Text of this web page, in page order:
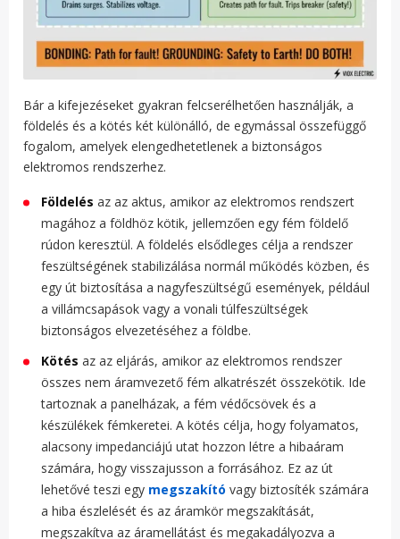
Bár a kifejezéseket gyakran felcserélhetően használják, a
földelés és a kötés két különálló, de egymással összefüggő
fogalom, amelyek elengedhetetlenek a biztonságos
elektromos rendszerhez.
Földelés az az aktus, amikor az elektromos rendszert
magához a földhöz kötik, jellemzően egy fém földelő
rúdon keresztül. A földelés elsődleges célja a rendszer
feszültségének stabilizálása normál működés közben, és
egy út biztosítása a nagyfeszültségű események, például
a villámcsapások vagy a vonali túlfeszültségek
biztonságos elvezetéséhez a földbe.
Kötés az az eljárás, amikor az elektromos rendszer
összes nem áramvezető fém alkatrészét összekötik. Ide
tartoznak a panelházak, a fém védőcsövek és a
készülékek fémkeretei. A kötés célja, hogy folyamatos,
alacsony impedanciájú utat hozzon létre a hibaáram
számára, hogy visszajusson a forrásához. Ez az út
lehetővé teszi egy megszakító vagy biztosíték számára
a hiba észlelését és az áramkör megszakítását,
megszakítva az áramellátást és megakadályozva a